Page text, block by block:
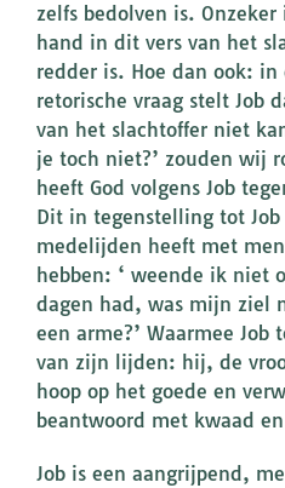
zelfs bedolven is.
hand in dit vers van het
redder is. Hoe dan ook: in
retorische vraag stelt Job
van het slachtoffer niet
je toch niet?’ zouden wij
heeft God volgens Job
Dit in tegenstelling tot
medelijden heeft met
hebben: ‘ weende ik niet
dagen had, was mijn ziel
een arme?’ Waarmee
van zijn lijden: hij, de
hoop op het goede en
beantwoord met kwaad
Job is een aangrijpend,